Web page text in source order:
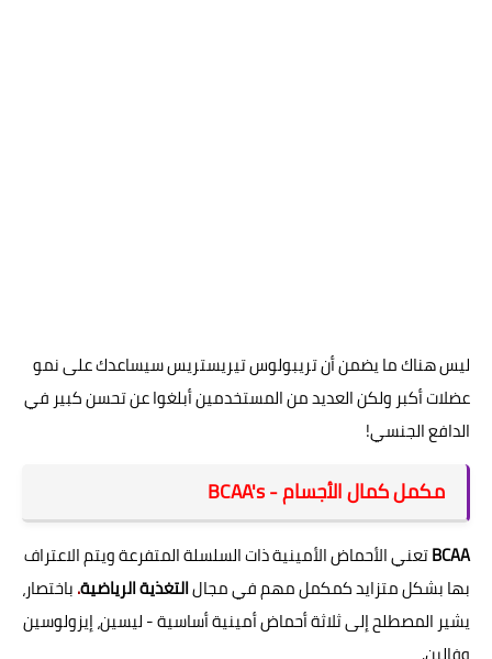
ليس هناك ما يضمن أن تريبولوس تيريستريس سيساعدك على نمو
عضلات أكبر ولكن العديد من المستخدمين أبلغوا عن تحسن كبير في
الدافع الجنسي!
مكمل كمال الأجسام - BCAA's
BCAAتعني الأحماض الأمينية ذات السلسلة المتفرعة ويتم الاعتراف
بها بشكل متزايد كمكمل مهم في مجالالتغذية الرياضية.باختصار،
يشير المصطلح إلى ثلاثة أحماض أمينية أساسية - ليسين، إيزولوسين